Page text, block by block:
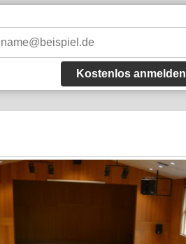
Kostenlos anmelden